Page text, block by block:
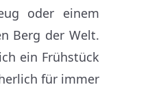
oder einem
Berg der Welt.
ein Frühstück
für immer